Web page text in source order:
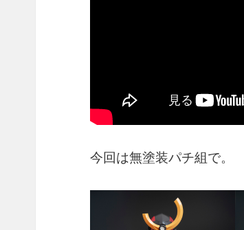
今回は無塗装パチ組で。